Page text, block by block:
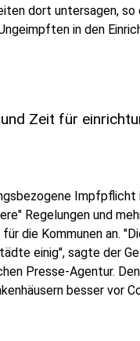
dort untersagen,
in den
Zeit für
Regelungen und
die Kommunen an.
einig", sagte der
Presse-Agentur.
besser vor